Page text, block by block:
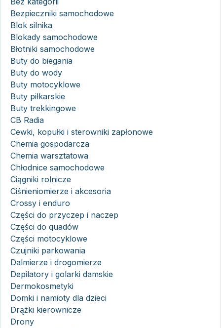
Bezpieczniki samochodowe
Blok silnika
Blokady samochodowe
Błotniki samochodowe
Buty do biegania
Buty do wody
Buty motocyklowe
Buty piłkarskie
Buty trekkingowe
CB Radia
Cewki, kopułki i sterowniki zapłonowe
Chemia gospodarcza
Chemia warsztatowa
Chłodnice samochodowe
Ciągniki rolnicze
Ciśnieniomierze i akcesoria
Crossy i enduro
Części do przyczep i naczep
Części do quadów
Części motocyklowe
Czujniki parkowania
Dalmierze i drogomierze
Depilatory i golarki damskie
Dermokosmetyki
Domki i namioty dla dzieci
Drążki kierownicze
Drony